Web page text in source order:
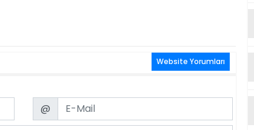
Website Yorumları
Email
@